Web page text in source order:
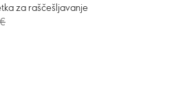
za raščešljavanje